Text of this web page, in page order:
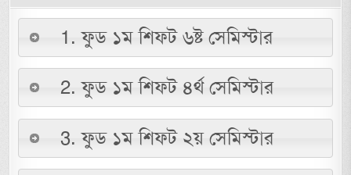
1. ফুড ১ম শিফট ৬ষ্ট সেমিস্টার
2. ফুড ১ম শিফট ৪র্থ সেমিস্টার
3. ফুড ১ম শিফট ২য় সেমিস্টার